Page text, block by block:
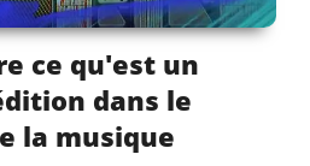
ce qu'est un
dans le
la musique